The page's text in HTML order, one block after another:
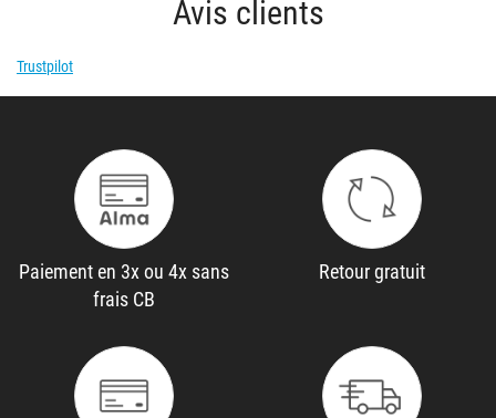
Avis clients
Trustpilot
Paiement en 3x ou 4x sans
frais CB
Retour gratuit